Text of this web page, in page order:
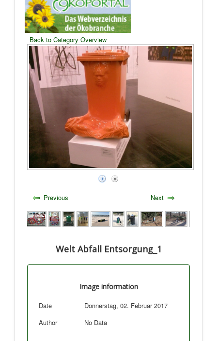
Back to Category Overview
Previous Next
Welt Abfall Entsorgung_1
Image information
Date
Donnerstag, 02. Februar 2017
Author
No Data